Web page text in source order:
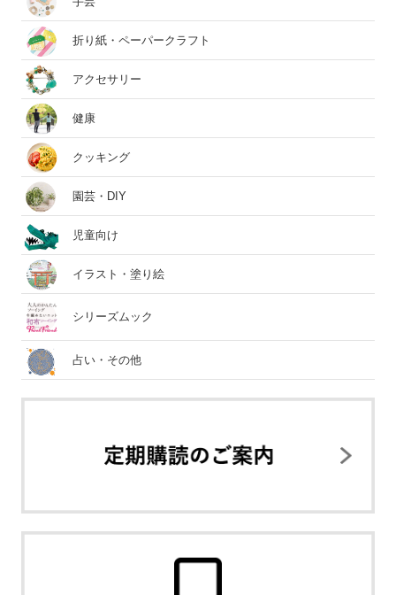
折り紙・ペーパークラフト
アクセサリー
健康
クッキング
園芸・DIY
児童向け
イラスト・塗り絵
シリーズムック
占い・その他